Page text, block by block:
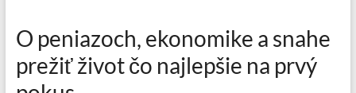
O peniazoch, ekonomike a snahe
prežiť život čo najlepšie na prvý